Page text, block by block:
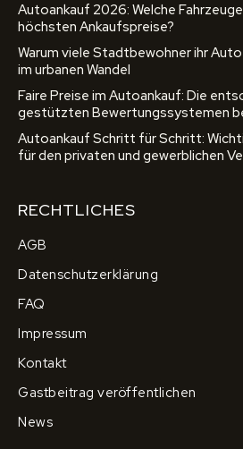
Autoankauf 2026: Welche
höchsten Ankaufspreise?
Warum viele Stadtbewohner ihr
im urbanen Wandel
Faire Preise im Autoankauf: Die
gestützten Bewertungssystemen
Autoankauf Schritt für Schritt:
für den privaten und gewerblichen
RECHTLICHES
AGB
Datenschutzerklärung
FAQ
Impressum
Kontakt
Gastbeitrag veröffentlichen
News